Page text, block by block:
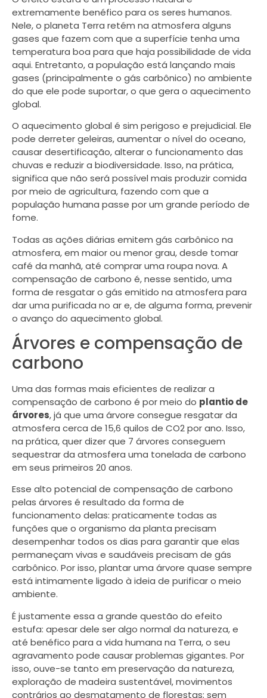
extremamente benéfico para os seres humanos.
Nele, o planeta Terra retém na atmosfera alguns
gases que fazem com que a superfície tenha uma
temperatura boa para que haja possibilidade de vida
aqui. Entretanto, a população está lançando mais
gases (principalmente o gás carbônico) no ambiente
do que ele pode suportar, o que gera o aquecimento
global.
O aquecimento global é sim perigoso e prejudicial. Ele
pode derreter geleiras, aumentar o nível do oceano,
causar desertificação, alterar o funcionamento das
chuvas e reduzir a biodiversidade. Isso, na prática,
significa que não será possível mais produzir comida
por meio de agricultura, fazendo com que a
população humana passe por um grande período de
fome.
Todas as ações diárias emitem gás carbônico na
atmosfera, em maior ou menor grau, desde tomar
café da manhã, até comprar uma roupa nova. A
compensação de carbono é, nesse sentido, uma
forma de resgatar o gás emitido na atmosfera para
dar uma purificada no ar e, de alguma forma, prevenir
o avanço do aquecimento global.
Árvores e compensação de
carbono
Uma das formas mais eficientes de realizar a
compensação de carbono é por meio do plantio de
árvores, já que uma árvore consegue resgatar da
atmosfera cerca de 15,6 quilos de CO2 por ano. Isso,
na prática, quer dizer que 7 árvores conseguem
sequestrar da atmosfera uma tonelada de carbono
em seus primeiros 20 anos.
Esse alto potencial de compensação de carbono
pelas árvores é resultado da forma de
funcionamento delas: praticamente todas as
funções que o organismo da planta precisam
desempenhar todos os dias para garantir que elas
permaneçam vivas e saudáveis precisam de gás
carbônico. Por isso, plantar uma árvore quase sempre
está intimamente ligado à ideia de purificar o meio
ambiente.
É justamente essa a grande questão do efeito
estufa: apesar dele ser algo normal da natureza, e
até benéfico para a vida humana na Terra, o seu
agravamento pode causar problemas gigantes. Por
isso, ouve-se tanto em preservação da natureza,
exploração de madeira sustentável, movimentos
contrários ao desmatamento de florestas; sem